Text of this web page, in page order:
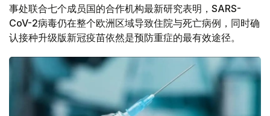
事处联合七个成员国的合作机构最新研究表明，SARS-
CoV-2病毒仍在整个欧洲区域导致住院与死亡病例，同时确
认接种升级版新冠疫苗依然是预防重症的最有效途径。